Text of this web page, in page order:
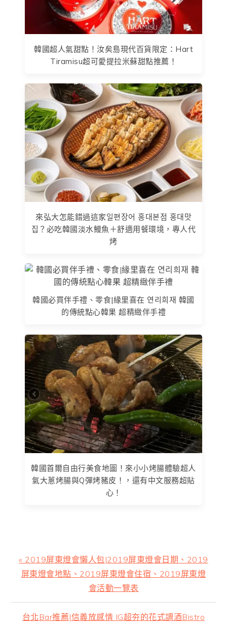
韓國超人氣甜點！汝矣島現代百貨限定：Hart
Tiramisu超可愛提拉米蘇甜點推薦！
來弘大怎能錯過這家일편장어 홍대본점 홍대맛
집？必吃韓國淡水鰻魚＋舒適用餐環境，專人代
烤
韓國必買伴手禮、零食|緣里喜在 연리희재 韓國
的傳統點心韓果 超精緻伴手禮
韓國首爾自由行美食地圖！來小小烤腸體驗超人
氣大蔥烤腸與Q彈烤豬皮！，還有中文服務超貼
心！
上
一
文
章:
« 2019屏東燈會懶人包|2019屏東燈會日期、2019
屏東燈會地點、2019屏東燈會住宿、2019屏東燈
會活動一覽表
下
台北Bar推薦|信義放感情 IG超夯的花式調酒Bistro